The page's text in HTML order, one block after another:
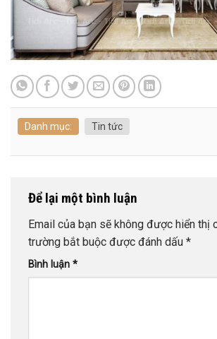
Danh mục: Tin tức
Để lại một bình luận
Email của bạn sẽ không được hiển thị
trường bắt buộc được đánh dấu *
Bình luận *